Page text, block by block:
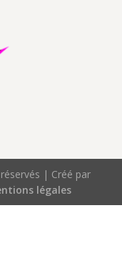
| Créé par
légales